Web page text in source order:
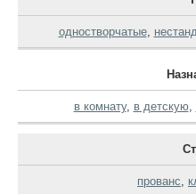
одностворчатые,
в комнату, в детскую,
прованс